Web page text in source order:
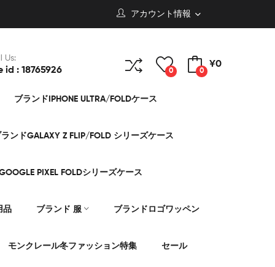
アカウント情報
Us:
id : 18765926 0 0
¥0
ブランドIPHONE ULTRA/FOLDケース
ランドGALAXY Z FLIP/FOLD シリーズケース
PIXEL FOLDシリーズケース
品 ブランド 服 ブランドロゴワッペン
モンクレール冬ファッション特集 セール